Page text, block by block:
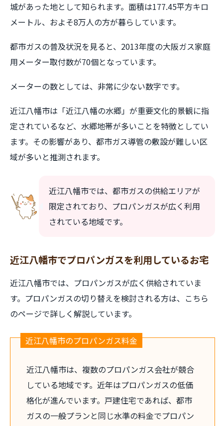
城があった地として知られます。面積は177.45平方キロ
メートル、およそ8万人の方が暮らしています。
都市ガスの普及状況を見ると、2013年度の大阪ガス家庭
用メーター取付数が70個となっています。
メーターの数としては、非常に少ない数字です。
近江八幡市は「近江八幡の水郷」が重要文化的景観に指
定されているなど、水郷地帯が多いことを特徴としてい
ます。その影響があり、都市ガス導管の敷設が難しい区
域が多いと推測されます。
近江八幡市では、都市ガスの供給エリアが
限定されており、プロパンガスが広く利用
されている地域です。
近江八幡市でプロパンガスを利用しているお宅
近江八幡市では、プロパンガスが広く供給されていま
す。プロパンガスの切り替えを検討される方は、こちら
のページで詳しく解説しています。
近江八幡市のプロパンガス料金
近江八幡市は、複数のプロパンガス会社が競合
している地域です。近年はプロパンガスの低価
格化が進んでいます。戸建住宅であれば、都市
ガスの一般プランと同じ水準の料金でプロパン